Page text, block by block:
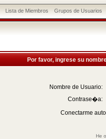
Lista de Miembros Grupos de Usuarios
Por favor, ingrese su
Nombre de Usuario:
Contrase�a:
Conectarme
He